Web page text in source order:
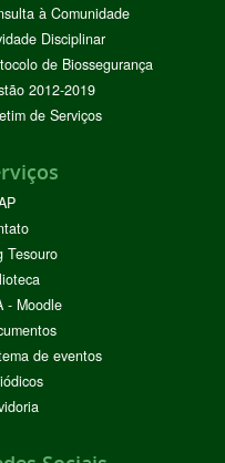
à Comunidade
Disciplinar
de Biossegurança
2012-2019
de Serviços
Tesouro
- Moodle
de eventos